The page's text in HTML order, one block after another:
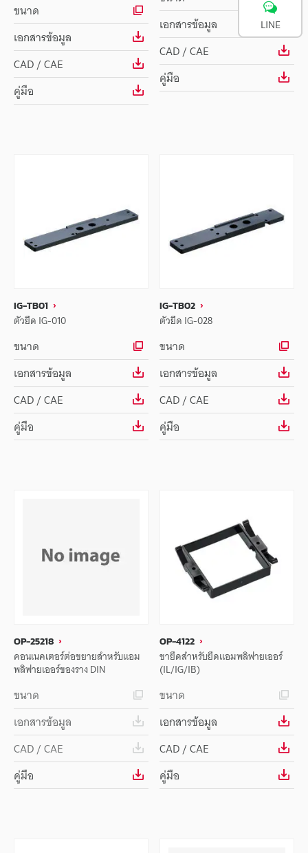
ขนาด
เอกสารข้อมูล
CAD / CAE
คู่มือ
เอกสารข้อมูล
CAD / CAE
คู่มือ
IG-TB01
ตัวยึด IG-010
ขนาด
เอกสารข้อมูล
CAD / CAE
คู่มือ
IG-TB02
ตัวยึด IG-028
ขนาด
เอกสารข้อมูล
CAD / CAE
คู่มือ
OP-25218
คอนเนคเตอร์ต่อขยายสำหรับแอม
พลิฟายเออร์ของราง DIN
ขนาด
เอกสารข้อมูล
CAD / CAE
คู่มือ
OP-4122
ขายึดสำหรับยึดแอมพลิฟายเออร์
(IL/IG/IB)
ขนาด
เอกสารข้อมูล
CAD / CAE
คู่มือ
LINE